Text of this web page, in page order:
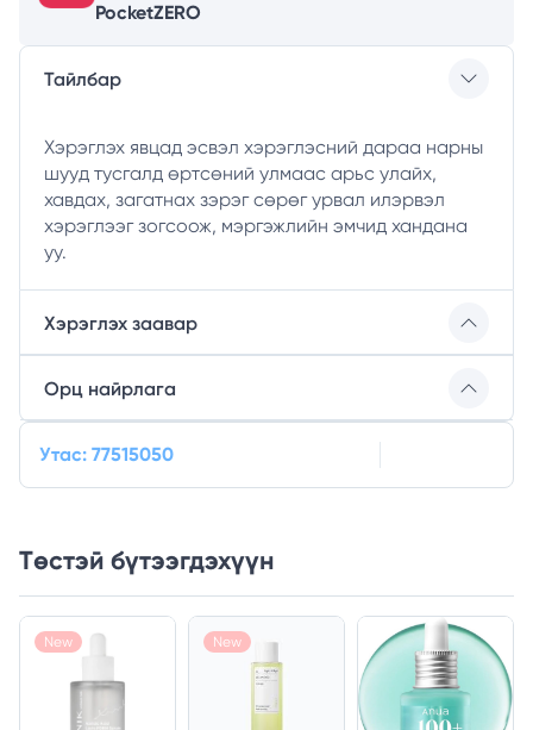
PocketZERO
Тайлбар
Хэрэглэх явцад эсвэл хэрэглэсний дараа нарны
шууд тусгалд өртсөний улмаас арьс улайх,
хавдах, загатнах зэрэг сөрөг урвал илэрвэл
хэрэглээг зогсоож, мэргэжлийн эмчид хандана
уу.
Хэрэглэх заавар
Орц найрлага
Утас: 77515050
Төстэй бүтээгдэхүүн
New New